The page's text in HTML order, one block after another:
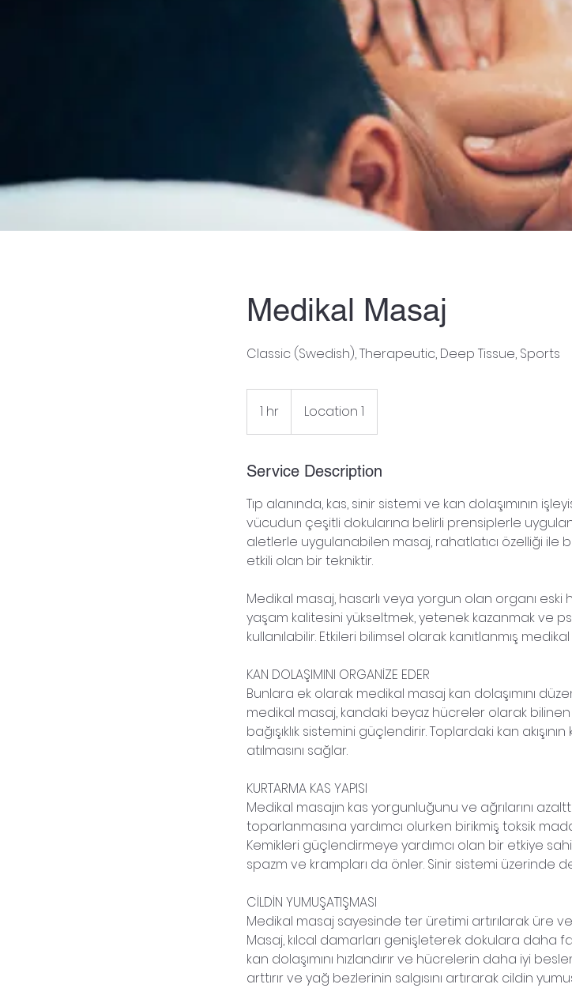
Medikal Masaj
Classic (Swedish), Therapeutic, Deep Tissue, Sports
1 hr
h
Location 1
Service Description
Tıp alanında, kas, sinir sistemi ve kan dolaşımının
vücudun çeşitli dokularına belirli prensiplerle
aletlerle uygulanabilen masaj, rahatlatıcı özelliği ile
etkili olan bir tekniktir.
Medikal masaj, hasarlı veya yorgun olan organı eski
yaşam kalitesini yükseltmek, yetenek kazanmak ve
kullanılabilir. Etkileri bilimsel olarak kanıtlanmış
KAN DOLAŞIMINI ORGANİZE EDER
Bunlara ek olarak medikal masaj kan dolaşımını
medikal masaj, kandaki beyaz hücreler olarak
bağışıklık sistemini güçlendirir. Toplardaki kan
atılmasını sağlar.
KURTARMA KAS YAPISI
Medikal masajın kas yorgunluğunu ve ağrılarını
toparlanmasına yardımcı olurken birikmiş toksik
Kemikleri güçlendirmeye yardımcı olan bir etkiye
spazm ve krampları da önler. Sinir sistemi üzerinde
CİLDİN YUMUŞATIŞMASI
Medikal masaj sayesinde ter üretimi artırılarak üre
Masaj, kılcal damarları genişleterek dokulara daha
kan dolaşımını hızlandırır ve hücrelerin daha iyi
arttırır ve yağ bezlerinin salgısını artırarak cildin